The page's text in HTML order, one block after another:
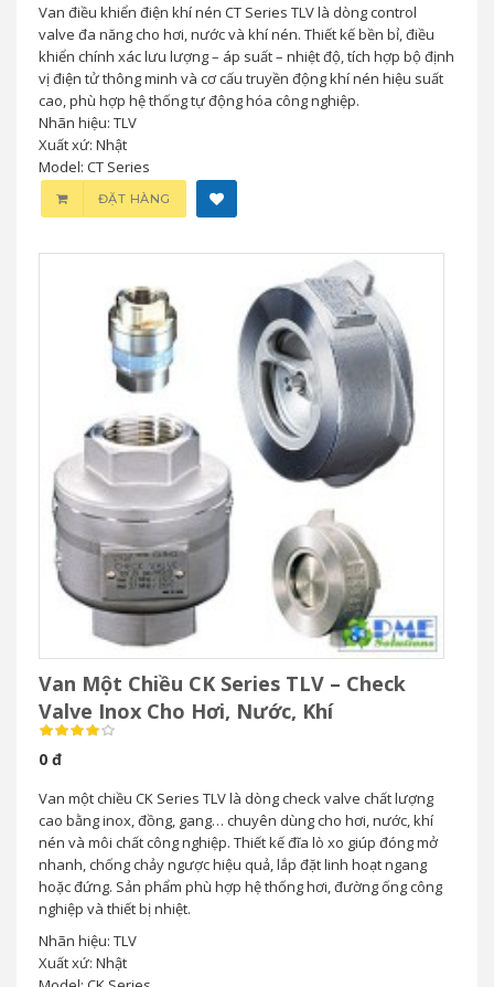
Van điều khiển điện khí nén CT Series TLV là dòng control
valve đa năng cho hơi, nước và khí nén. Thiết kế bền bỉ, điều
khiển chính xác lưu lượng – áp suất – nhiệt độ, tích hợp bộ định
vị điện tử thông minh và cơ cấu truyền động khí nén hiệu suất
cao, phù hợp hệ thống tự động hóa công nghiệp.
Nhãn hiệu: TLV
Xuất xứ: Nhật
Model: CT Series
ĐẶT HÀNG
Van Một Chiều CK Series TLV – Check
Valve Inox Cho Hơi, Nước, Khí
0 đ
Van một chiều CK Series TLV là dòng check valve chất lượng
cao bằng inox, đồng, gang… chuyên dùng cho hơi, nước, khí
nén và môi chất công nghiệp. Thiết kế đĩa lò xo giúp đóng mở
nhanh, chống chảy ngược hiệu quả, lắp đặt linh hoạt ngang
hoặc đứng. Sản phẩm phù hợp hệ thống hơi, đường ống công
nghiệp và thiết bị nhiệt.
Nhãn hiệu: TLV
Xuất xứ: Nhật